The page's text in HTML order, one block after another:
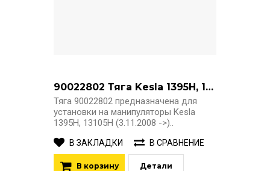
90022802 Тяга Kesla 1395H, 13105H
Тяга 90022802 предназначена для
установки на манипуляторы Kesla
1395H, 13105H (3.11.2008 ->)..
В ЗАКЛАДКИ В СРАВНЕНИЕ
В корзину Детали